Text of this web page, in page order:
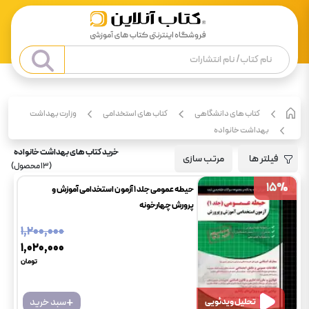
کتاب های دانشگاهی کتاب های استخدامی
وزارت بهداشت
بهداشت خانواده
فیلتر ها مرتب سازی
خرید کتاب های بهداشت خانواده
(
13محصول)
تحلیل ویدئویی
حیطه عمومی جلد 1 آزمون استخدامی آموزش و
پرورش چهارخونه
+سبد خرید
۱٬۲۰۰٬۰۰۰
۱٬۰۲۰٬۰۰۰
تومان
15%
15%